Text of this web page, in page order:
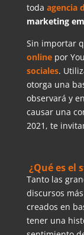
toda agencia
marketing
Sin importar
onlinepor
sociales.
otorga una
observará y
causar una
2021, te
¿Qué es el
Tanto las
discursos
creados en
tener una